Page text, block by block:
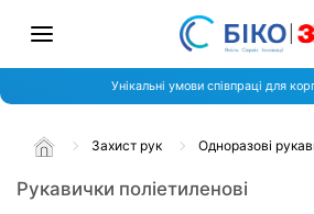
Унікальні умови співпраці для
Захист рук Одноразові
Рукавички поліетиленові